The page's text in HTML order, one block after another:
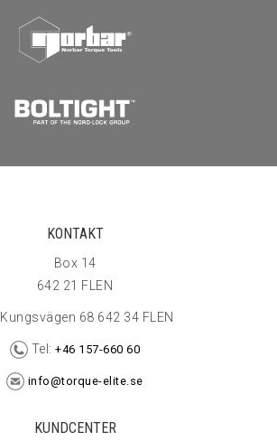
KONTAKT
Box 14
642 21 FLEN
Kungsvägen 68 642 34 FLEN
Tel: +46 157-660 60
info@torque-elite.se
KUNDCENTER